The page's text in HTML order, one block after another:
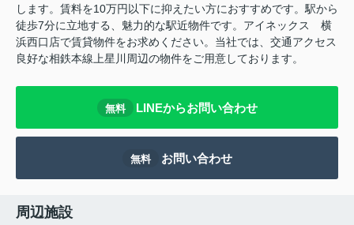
します。賃料を10万円以下に抑えたい方におすすめです。駅から
徒歩7分に立地する、魅力的な駅近物件です。アイネックス 横
浜西口店で賃貸物件をお求めください。当社では、交通アクセス
良好な相鉄本線上星川周辺の物件をご用意しております。
無料 LINEからお問い合わせ
無料 お問い合わせ
周辺施設